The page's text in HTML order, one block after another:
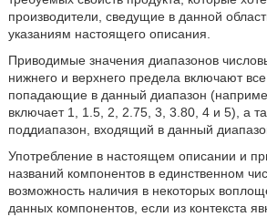
производители, сведущие в данной
указаниям настоящего описания.
Приводимые значения диапазонов
нижнего и верхнего предела включают
попадающие в данный диапазон
включает 1, 1.5, 2, 2.75, 3, 3.80, 4 и 5), а
поддиапазон, входящий в данный
Употребление в настоящем описании и
названий компонентов в единственном
возможность наличия в некоторых
данных компонентов, если из контекста